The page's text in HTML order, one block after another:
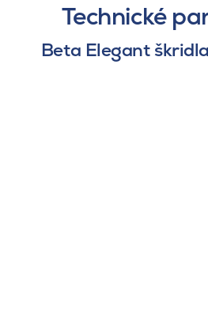
Technické
Beta Elegant